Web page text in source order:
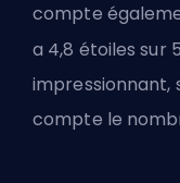
compte
a 4,8 étoiles sur
impressionnant,
compte le